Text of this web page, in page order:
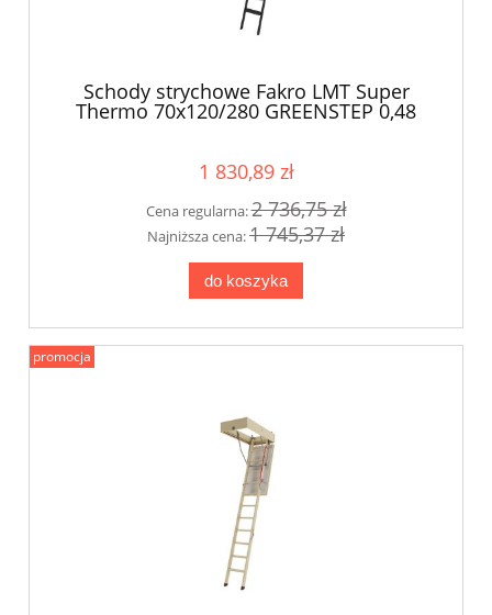
Schody strychowe Fakro LMT Super
Thermo 70x120/280 GREENSTEP 0,48
1 830,89 zł
Cena regularna:2 736,75 zł
Najniższa cena:1 745,37 zł
do koszyka
promocja